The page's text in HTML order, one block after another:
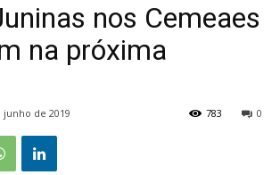
nos Cemeaes
na próxima
junho de 2019 0
783